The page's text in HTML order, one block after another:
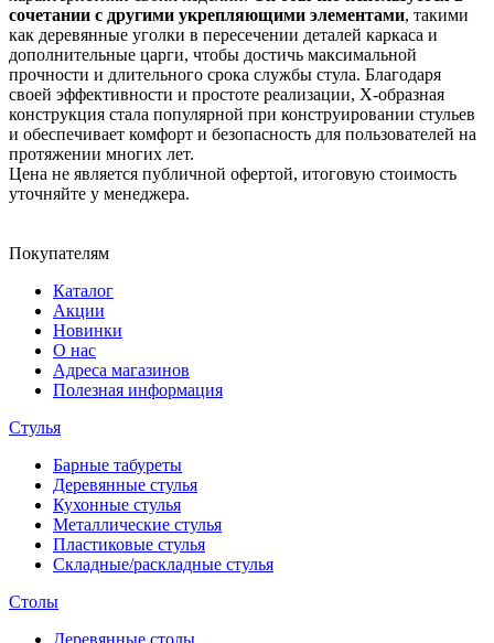
сочетании с другими укрепляющими элементами, такими
как деревянные уголки в пересечении деталей каркаса и
дополнительные царги, чтобы достичь максимальной
прочности и длительного срока службы стула. Благодаря
своей эффективности и простоте реализации, Х-образная
конструкция стала популярной при конструировании стульев
и обеспечивает комфорт и безопасность для пользователей на
протяжении многих лет.
Цена не является публичной офертой, итоговую стоимость
уточняйте у менеджера.
Покупателям
Каталог
Акции
Новинки
О нас
Адреса магазинов
Полезная информация
Стулья
Барные табуреты
Деревянные стулья
Кухонные стулья
Металлические стулья
Пластиковые стулья
Складные/раскладные стулья
Столы